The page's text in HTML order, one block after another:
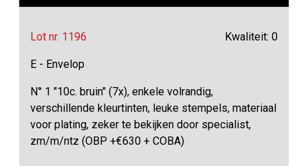
Lot nr. 1196 Kwaliteit: 0
E - Envelop
N° 1 "10c. bruin" (7x), enkele volrandig,
verschillende kleurtinten, leuke stempels, materiaal
voor plating, zeker te bekijken door specialist,
zm/m/ntz (OBP +€630 + COBA)